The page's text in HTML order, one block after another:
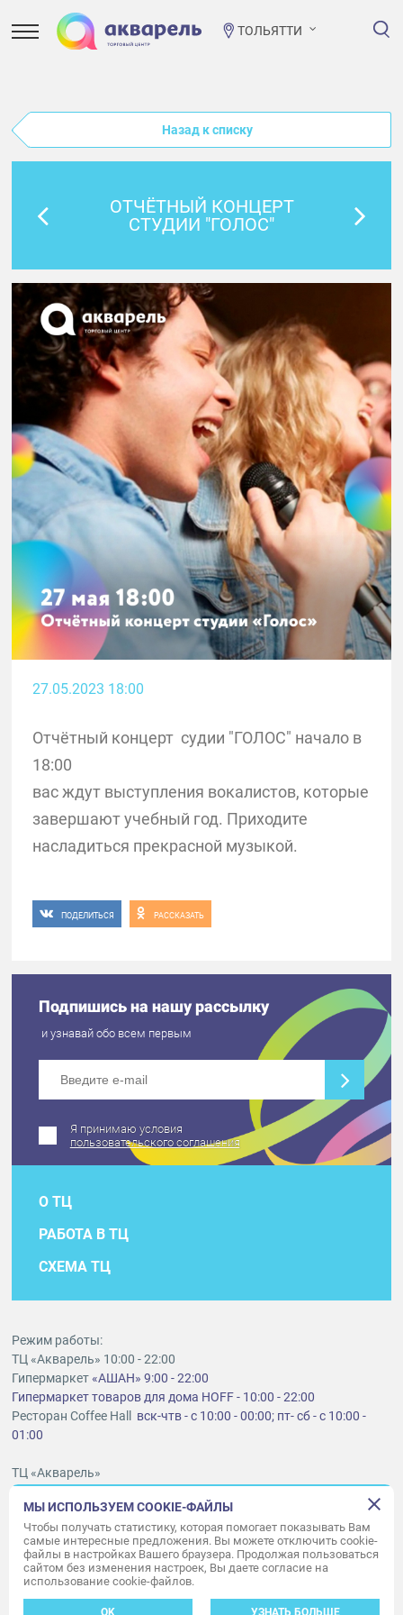
ТОЛЬЯТТИ
Назад к списку
ОТЧЁТНЫЙ КОНЦЕРТ
СТУДИИ "ГОЛОС"
27.05.2023 18:00
Отчётный концерт судии "ГОЛОС" начало в
18:00
вас ждут выступления вокалистов, которые
завершают учебный год. Приходите
насладиться прекрасной музыкой.
ПОДЕЛИТЬСЯ РАССКАЗАТЬ
Подпишись на нашу рассылку
и узнавай обо всем первым
Я принимаю условия
пользовательского соглашения
О ТЦ
РАБОТА В ТЦ
СХЕМА ТЦ
Режим работы:
ТЦ «Акварель» 10:00 - 22:00
Гипермаркет«АШАН» 9:00 - 22:00
Гипермаркет товаров для дома HOFF - 10:00 - 22:00
Ресторан Coffee Hall вск-чтв - с 10:00 - 00:00; пт- сб - с 10:00 -
01:00
ТЦ «Акварель»
lt@aquarelle-centre.ru
ООО «Акварель»
© «Акварель» 2010–2026. Все права защищены.
Дизайн концепция сайта —
Адаптивный дизайн и программирование —34 ВЕБ
МЫ ИСПОЛЬЗУЕМ COOKIE-ФАЙЛЫ
Чтобы получать статистику, которая помогает показывать Вам
самые интересные предложения. Вы можете отключить cookie-
файлы в настройках Вашего браузера. Продолжая пользоваться
сайтом без изменения настроек, Вы даете согласие на
использование cookie-файлов.
OK УЗНАТЬ БОЛЬШЕ